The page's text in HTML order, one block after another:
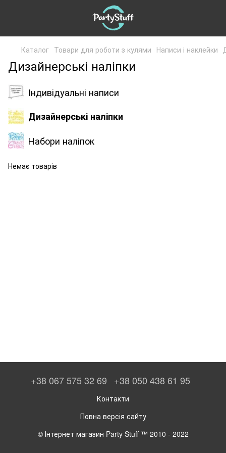
Каталог Товари для роботи з кулями Написи і наклейки
Дизайнерські наліпки
Індивідуальні написи
Дизайнерські наліпки
Набори наліпок
Немає товарів
+38 067 575 32 69 +38 050 438 61 95
Контакти
Повна версія сайту
© Інтернет магазин Party Stuff ™ 2010 - 2022